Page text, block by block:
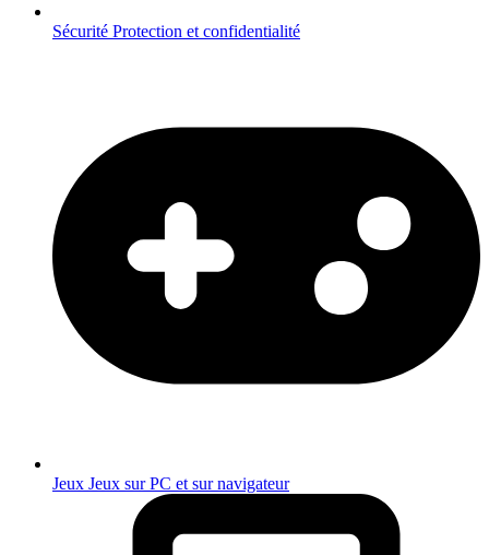
Sécurité Protection et confidentialité
Jeux Jeux sur PC et sur navigateur